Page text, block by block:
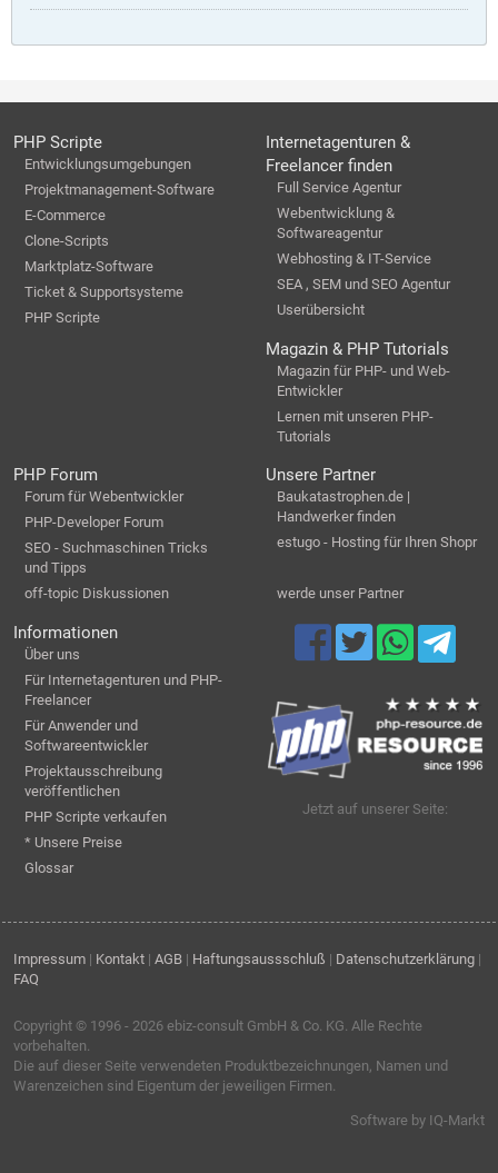
PHP Scripte
Entwicklungsumgebungen
Projektmanagement-Software
E-Commerce
Clone-Scripts
Marktplatz-Software
Ticket & Supportsysteme
PHP Scripte
Internetagenturen &
Freelancer finden
Full Service Agentur
Webentwicklung &
Softwareagentur
Webhosting & IT-Service
SEA , SEM und SEO Agentur
Userübersicht
Magazin & PHP Tutorials
Magazin für PHP- und Web-
Entwickler
Lernen mit unseren PHP-
Tutorials
PHP Forum
Forum für Webentwickler
PHP-Developer Forum
SEO - Suchmaschinen Tricks
und Tipps
off-topic Diskussionen
Unsere Partner
Baukatastrophen.de |
Handwerker finden
estugo - Hosting für Ihren Shopr
werde unser Partner
Informationen
Über uns
Für Internetagenturen und PHP-
Freelancer
Für Anwender und
Softwareentwickler
Projektausschreibung
veröffentlichen
PHP Scripte verkaufen
* Unsere Preise
Glossar
Jetzt auf unserer Seite:
Impressum | Kontakt | AGB | Haftungsaussschluß | Datenschutzerklärung |
FAQ
Copyright © 1996 - 2026 ebiz-consult GmbH & Co. KG. Alle Rechte
vorbehalten.
Die auf dieser Seite verwendeten Produktbezeichnungen, Namen und
Warenzeichen sind Eigentum der jeweiligen Firmen.
Software by IQ-Markt